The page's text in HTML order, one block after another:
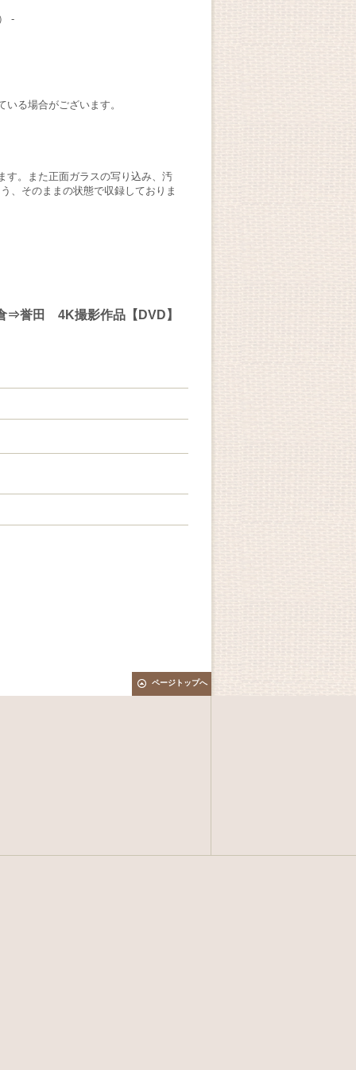
-
る場合がございます。
す。また正面ガラスの写り込み、汚
、そのままの状態で収録しておりま
⇒誉田 4K撮影作品【DVD】
ページトップへ